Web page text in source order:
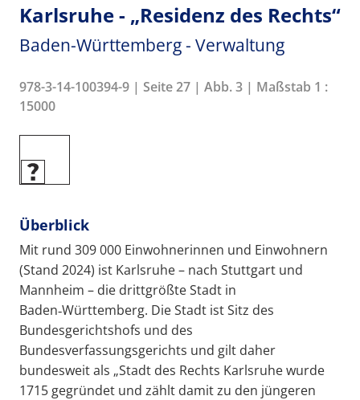
Karlsruhe - „Residenz des Rechts“
Baden-Württemberg - Verwaltung
978-3-14-100394-9 | Seite 27 | Abb. 3 | Maßstab 1 :
15000
Überblick
Mit rund 309 000 Einwohnerinnen und Einwohnern
(Stand 2024) ist Karlsruhe – nach Stuttgart und
Mannheim – die drittgrößte Stadt in
Baden‑Württemberg. Die Stadt ist Sitz des
Bundesgerichtshofs und des
Bundesverfassungsgerichts und gilt daher
bundesweit als „Stadt des Rechts Karlsruhe wurde
1715 gegründet und zählt damit zu den jüngeren